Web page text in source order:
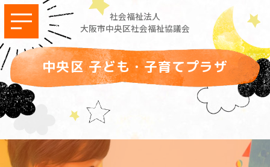
社会福祉法人
大阪市中央区社会福祉協議会
中央区 子ども・子育てプラザ